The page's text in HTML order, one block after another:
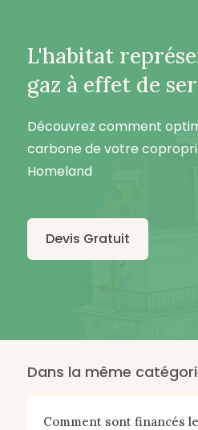
L'habitat
gaz à effet de
Découvrez comment
carbone de votre
Homeland
Devis Gratuit
Dans la même
Comment sont financés